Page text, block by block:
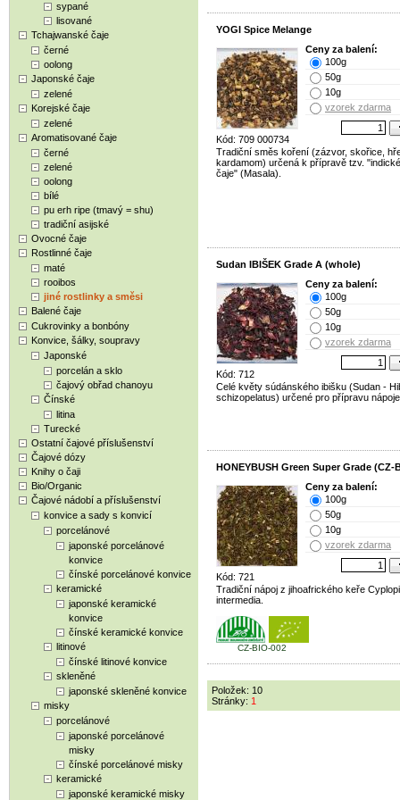
sypané
lisované
Tchajwanské čaje
černé
oolong
Japonské čaje
zelené
Korejské čaje
zelené
Aromatisované čaje
černé
zelené
oolong
bílé
pu erh ripe (tmavý = shu)
tradiční asijské
Ovocné čaje
Rostlinné čaje
maté
rooibos
jiné rostlinky a směsi
Balené čaje
Cukrovinky a bonbóny
Konvice, šálky, soupravy
Japonské
porcelán a sklo
čajový obřad chanoyu
Čínské
litina
Turecké
Ostatní čajové příslušenství
Čajové dózy
Knihy o čaji
Bio/Organic
Čajové nádobí a příslušenství
konvice a sady s konvicí
porcelánové
japonské porcelánové
konvice
čínské porcelánové konvice
keramické
japonské keramické
konvice
čínské keramické konvice
litinové
čínské litinové konvice
skleněné
japonské skleněné konvice
misky
porcelánové
japonské porcelánové
misky
čínské porcelánové misky
keramické
japonské keramické misky
YOGI Spice Melange
Kód: 709 000734
Ceny za balení:
100g
50g
10g
vzorek zdarma
Tradiční směs koření (zázvor, skořice,
kardamom) určená k přípravě tzv.
čaje" (Masala).
Sudan IBIŠEK Grade A (whole)
Kód: 712
Ceny za balení:
100g
50g
10g
vzorek zdarma
Celé květy súdánského ibišku (Sudan -
schizopelatus) určené pro přípravu
HONEYBUSH Green Super Grade (CZ-
Kód: 721
Ceny za balení:
100g
50g
10g
vzorek zdarma
Tradiční nápoj z jihoafrického keře
intermedia.
CZ-BIO-002
Položek: 10
Stránky: 1